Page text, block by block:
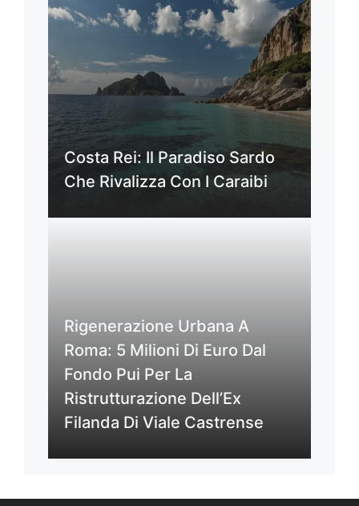
Costa Rei: Il Paradiso Sardo
Che Rivalizza Con I Caraibi
Rigenerazione Urbana A
Roma: 5 Milioni Di Euro Dal
Fondo Pui Per La
Ristrutturazione Dell’Ex
Filanda Di Viale Castrense